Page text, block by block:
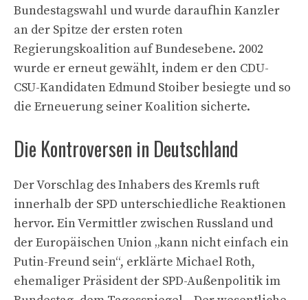
Bundestagswahl und wurde daraufhin Kanzler
an der Spitze der ersten roten
Regierungskoalition auf Bundesebene. 2002
wurde er erneut gewählt, indem er den CDU-
CSU-Kandidaten Edmund Stoiber besiegte und so
die Erneuerung seiner Koalition sicherte.
Die Kontroversen in Deutschland
Der Vorschlag des Inhabers des Kremls ruft
innerhalb der SPD unterschiedliche Reaktionen
hervor. Ein Vermittler zwischen Russland und
der Europäischen Union „kann nicht einfach ein
Putin-Freund sein“, erklärte Michael Roth,
ehemaliger Präsident der SPD-Außenpolitik im